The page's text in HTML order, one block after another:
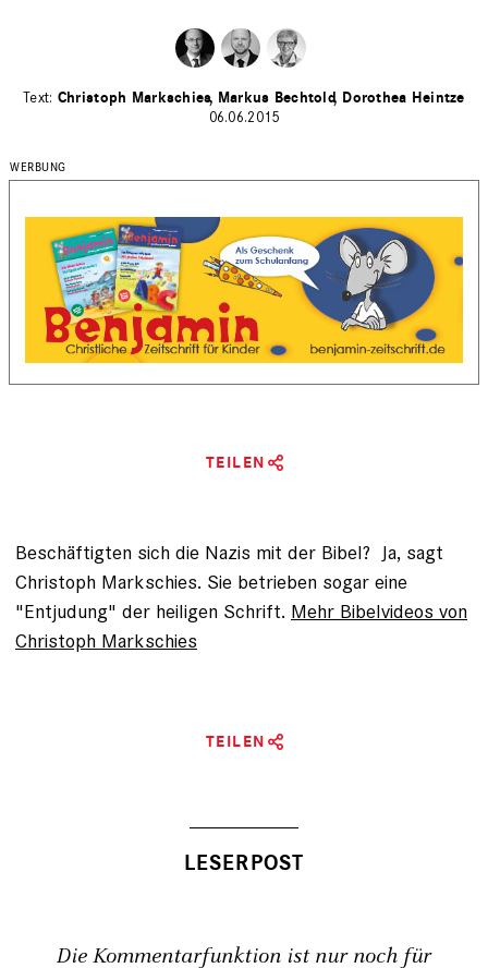
Christoph Markschies Markus Bechtold Dorothea Heintze
06.06.2015
TEILEN
Beschäftigten sich die Nazis mit der Bibel? Ja, sagt
Christoph Markschies. Sie betrieben sogar eine
"Entjudung" der heiligen Schrift. Mehr Bibelvideos von
Christoph Markschies
TEILEN
Die Kommentarfunktion ist nur noch für